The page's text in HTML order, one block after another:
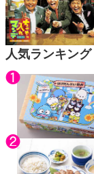
人気ランキング